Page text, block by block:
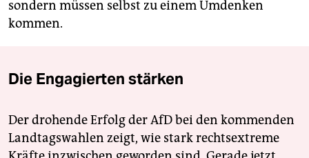
sondern müssen selbst zu einem Umdenken
kommen.
Die Engagierten stärken
Der drohende Erfolg der AfD bei den kommenden
Landtagswahlen zeigt, wie stark rechtsextreme